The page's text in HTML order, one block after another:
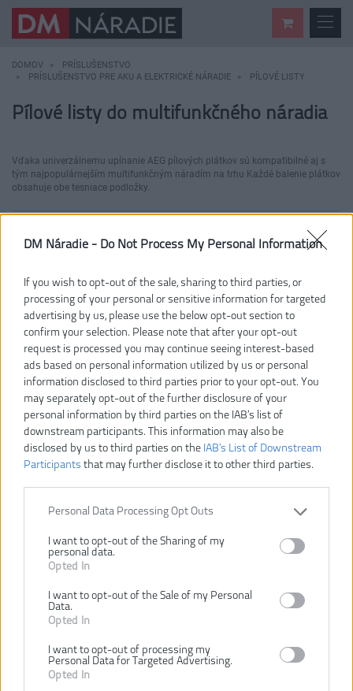
DM Náradie - Do Not Process My Personal Information
If you wish to opt-out of the sale, sharing to third parties, or
processing of your personal or sensitive information for targeted
advertising by us, please use the below opt-out section to
confirm your selection. Please note that after your opt-out
request is processed you may continue seeing interest-based
ads based on personal information utilized by us or personal
information disclosed to third parties prior to your opt-out. You
may separately opt-out of the further disclosure of your
personal information by third parties on the IAB’s list of
downstream participants. This information may also be
disclosed by us to third parties on the IAB’s List of Downstream
Participants that may further disclose it to other third parties.
Personal Data Processing Opt Outs
I want to opt-out of the Sharing of my
personal data.
Opted In
I want to opt-out of the Sale of my Personal
Data.
Opted In
I want to opt-out of processing my
Personal Data for Targeted Advertising.
Opted In
DOMOV
PRÍSLUŠENSTVO
PRÍSLUŠENSTVO PRE AKU A ELEKTRICKÉ NÁRADIE
PÍLOVÉ LISTY
Pílové listy do multifunkčného náradia
Vďaka univerzálnemu upínanie AEG pílových plátkov sú kompatibilné aj s
tým najpopulárnejším multifunkčným náradím na trhu Každé balenie plátkov
obsahuje obe tesniace podložky.
Vážený zákazník, je nám ľúto, ale tento tovar už bol
vyradený z našej ponuky.
POZRIEŤ ĎALŠÍ TOVAR V KATEGÓRIÍ